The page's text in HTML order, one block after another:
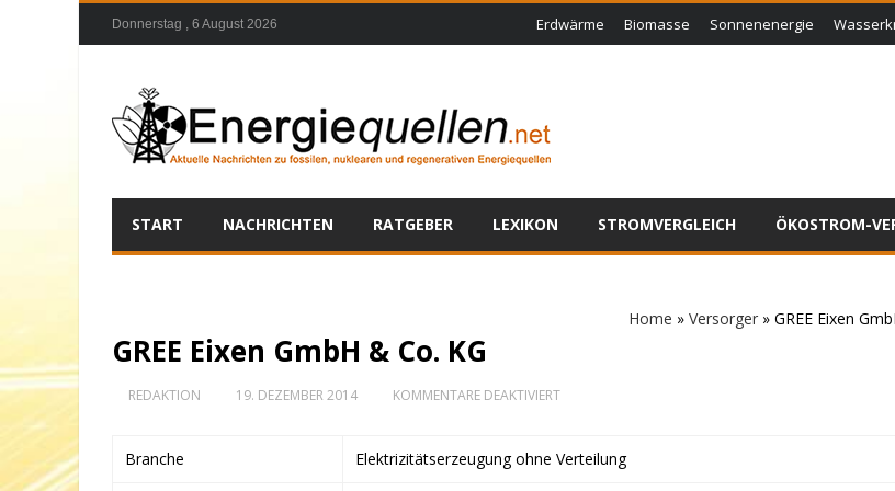
Donnerstag , 6 August 2026 Erdwärme Biomasse Sonnenenergie
START NACHRICHTEN RATGEBER LEXIKON STROMVERGLEICH ÖKOSTROM-
Home » Versorger » GREE Eixen
GREE Eixen GmbH & Co. KG
REDAKTION 19. DEZEMBER 2014 KOMMENTARE DEAKTIVIERTFÜR
&
Branche Elektrizitätserzeugung ohne Verteilung